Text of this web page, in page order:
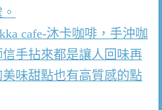
cafe-沐卡咖啡，手沖咖
手拈來都是讓人回味再
味甜點也有高質感的點